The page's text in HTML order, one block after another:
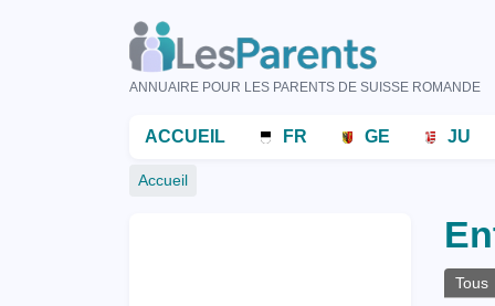
ANNUAIRE POUR LES PARENTS DE SUISSE ROMANDE
Menu
principal
ACCUEIL FR GE JU
Fil
Accueil
Tous